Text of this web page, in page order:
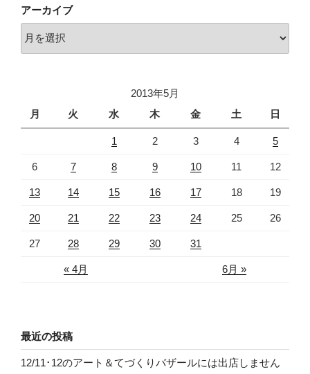
アーカイブ
ア
2013年5月
月
火 水 木 金 土 日
« 4月 6月 »
1 2 3 4 5
6 7 8 9 10 11 12
13 14 15 16 17 18 19
20 21 22 23 24 25 26
27 28 29 30 31
最近の投稿
12/11･12のアート＆てづくりバザールには出店しません